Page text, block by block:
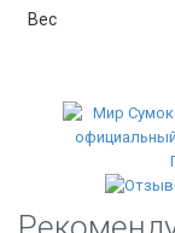
Вес